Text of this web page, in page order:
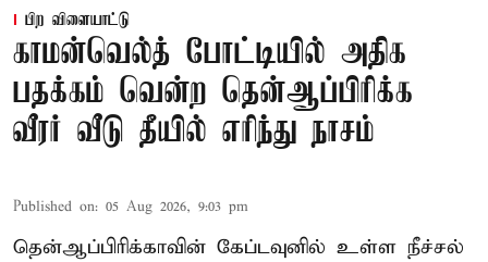
பிற விளையாட்டு
காமன்வெல்த் போட்டியில் அதிக
பதக்கம் வென்ற தென்ஆப்பிரிக்க
வீரர் வீடு தீயில் எரிந்து நாசம்
Published on: 05 Aug 2026, 9:03 pm
தென்ஆப்பிரிக்காவின் கேப்டவுனில் உள்ள நீச்சல்